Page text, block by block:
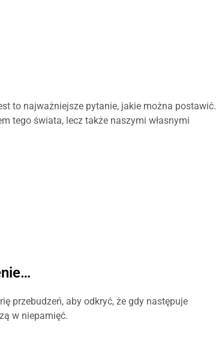
to najważniejsze pytanie, jakie można postawić.
tego świata, lecz także naszymi własnymi
przebudzeń, aby odkryć, że gdy następuje
w niepamięć.